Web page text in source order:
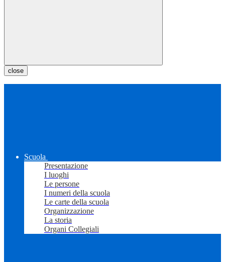
close
Scuola
Presentazione
I luoghi
Le persone
I numeri della scuola
Le carte della scuola
Organizzazione
La storia
Organi Collegiali